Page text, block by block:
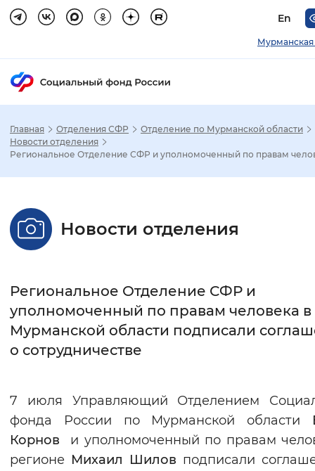
En
Мурманская
Настройка режима отображения
Стандартный Увеличенный
Без засечек
Интервал между буквами
Цвет сайта
Инверсивный
Синий фон
Главная Отделения СФР
Отделение по Мурманской области
Новости отделения
Региональное Отделение СФР и уполномоченный по правам
Новости отделения
Региональное Отделение СФР и
уполномоченный по правам человека в
Мурманской области подписали
о сотрудничестве
7 июля Управляющий Отделением
фонда России по Мурманской области
Корнов и уполномоченный по правам
регионе Михаил Шилов подписали